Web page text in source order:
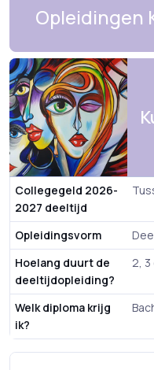
Opleidingen
Collegegeld 2026-
2027 deeltijd
Opleidingsvorm
Hoelang duurt de
deeltijdopleiding?
2,
Welk diploma krijg
ik?